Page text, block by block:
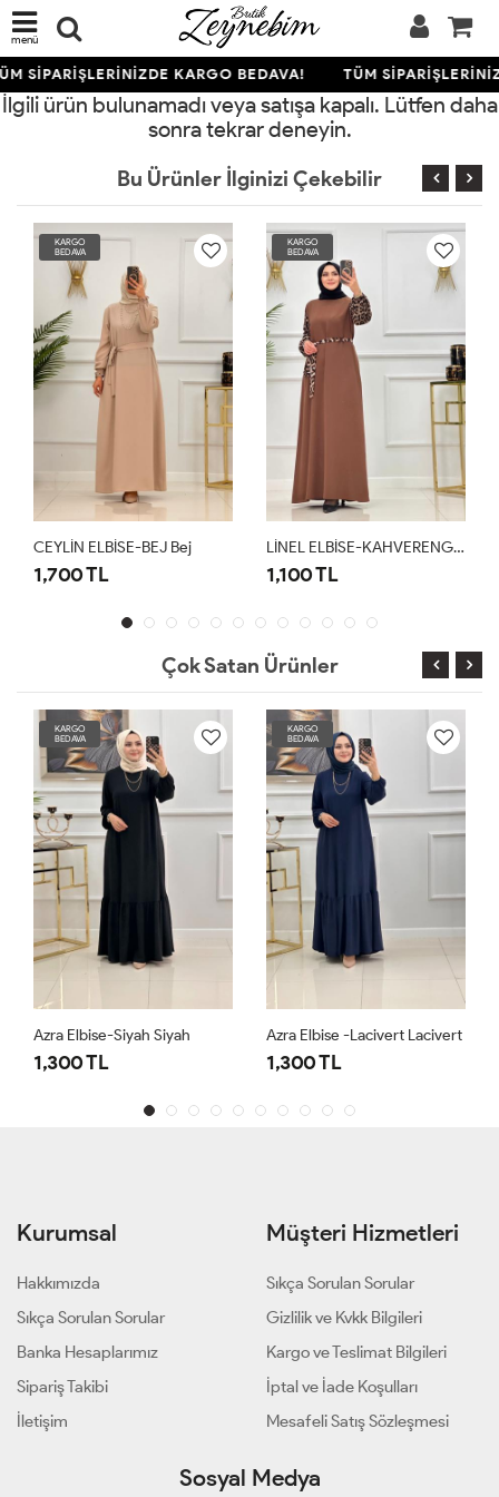
menü
SİPARİŞLERİNİZDE KARGO BEDAVA! TÜM
İlgili ürün bulunamadı veya satışa kapalı. Lütfen daha
sonra tekrar deneyin.
Bu Ürünler İlginizi Çekebilir
KARGO
ELBİSE-BEJ Bej
TL
BEDAVA
LİNEL ELBİSE-KAHVERENGİ Kahverengi
1,100 TL
Çok Satan Ürünler
KARGO
BEDAVA
Azra Elbise-Siyah Siyah
1,300 TL
KARGO
BEDAVA
Azra Elbise -Lacivert Lacivert
1,300 TL
Kurumsal
Hakkımızda
Sıkça Sorulan Sorular
Banka Hesaplarımız
Sipariş Takibi
İletişim
Müşteri Hizmetleri
Sıkça Sorulan Sorular
Gizlilik ve Kvkk Bilgileri
Kargo ve Teslimat Bilgileri
İptal ve İade Koşulları
Mesafeli Satış Sözleşmesi
Sosyal Medya